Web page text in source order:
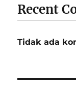
Recent
Tidak ada